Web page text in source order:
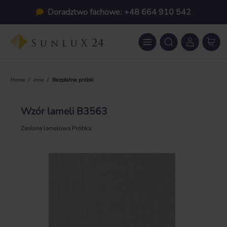
Przejdź do głównej zawartościDoradztwo fachowe: +48 664 910 542
Home / Inne / Bezpłatne próbki
Wzór lameli B3563
Zasłona lamelowa Próbka